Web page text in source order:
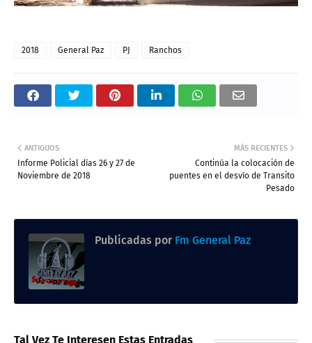
2018 General Paz PJ Ranchos
MÁS RECIENTES
Continúa la colocación de
puentes en el desvío de Transito
Pesado
ANTIGUOS
Informe Policial días 26 y 27 de
Noviembre de 2018
Publicadas por Fm General Paz
Tal Vez Te Interesen Estas Entradas